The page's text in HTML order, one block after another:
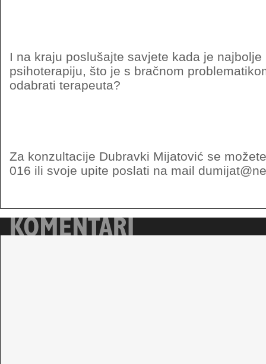
I na kraju poslušajte savjete kada je najbolje
psihoterapiju, što je s bračnom
odabrati terapeuta?
Za konzultacije Dubravki Mijatović se
016 ili svoje upite poslati na mail